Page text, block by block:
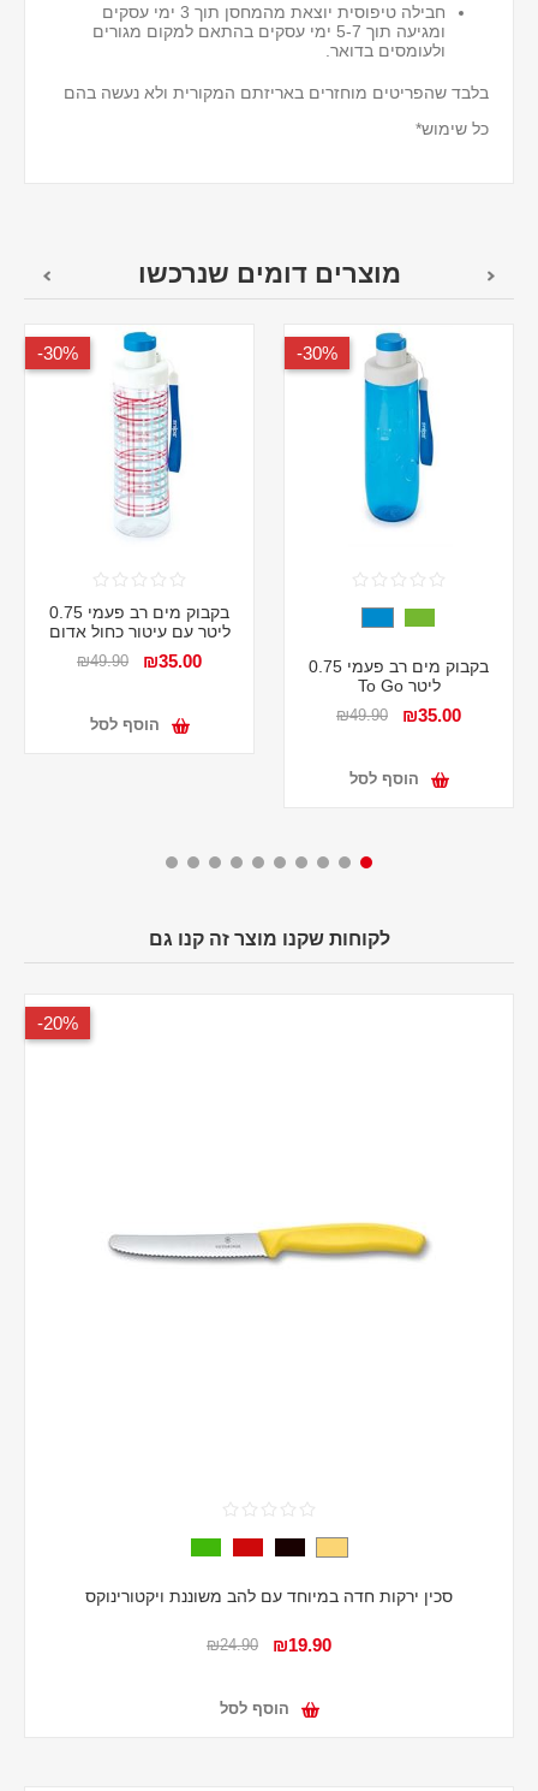
חבילה טיפוסית יוצאת מהמחסן תוך 3 ימי עסקים
ומגיעה תוך 5-7 ימי עסקים בהתאם למקום מגורים
ולעומסים בדואר.
בלבד שהפריטים מוחזרים באריזתם המקורית ולא נעשה בהם
כל שימוש*
מוצרים דומים שנרכשו
30%-
בקבוק מים רב פעמי 0.75
ליטר To Go
₪35.00
₪49.90
הוסף לסל
30%-
בקבוק מים רב פעמי 0.75
ליטר עם עיטור כחול אדום
₪35.00
₪49.90
הוסף לסל
לקוחות שקנו מוצר זה קנו גם
20%-
סכין ירקות חדה במיוחד עם להב משוננת ויקטורינוקס
₪19.90
₪24.90
הוסף לסל